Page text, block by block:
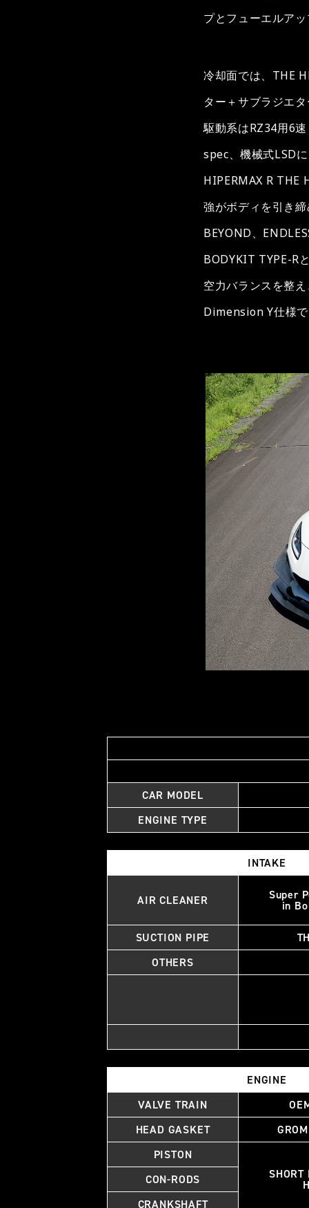
プとフューエルア
冷却面では、THE
ター＋サブラジエ
駆動系はRZ34用6
spec、機械式LSD
HIPERMAX R THE
強がボディを引き
BEYOND、
BODYKIT TYPE-R
空力バランスを整
Dimension Y仕様
CAR MODEL
ENGINE TYPE
INTAKE
AIR CLEANER
Super
in
SUCTION PIPE
OTHERS
ENGINE
VALVE TRAIN
HEAD GASKET
PISTON
CON-RODS
CRANKSHAFT